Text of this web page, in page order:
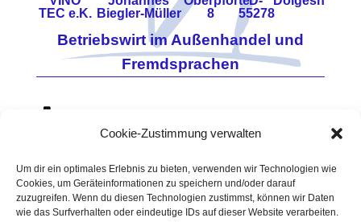
Cookie-Zustimmung verwalten
Um dir ein optimales Erlebnis zu bieten, verwenden wir Technologien wie
Cookies, um Geräteinformationen zu speichern und/oder darauf
zuzugreifen. Wenn du diesen Technologien zustimmst, können wir Daten
wie das Surfverhalten oder eindeutige IDs auf dieser Website verarbeiten.
TEC e.K. Biegler-Müller
8
55278
Betriebswirt im Außenhandel und
Fremdsprachen
06733 - 960114
Vino-Tec@t-online.de
https://www.vino-tec.de
ID-
Amtsgericht Mainz